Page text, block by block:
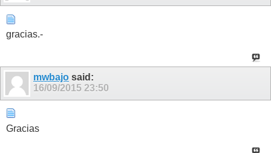
gracias.-
mwbajo said:
16/09/2015 23:50
Gracias